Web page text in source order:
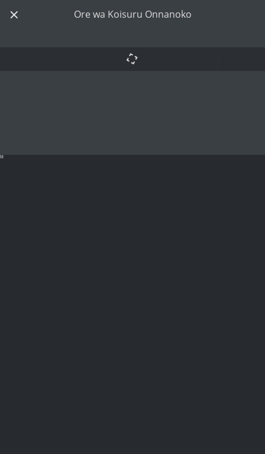
Ore wa Koisuru Onnanoko